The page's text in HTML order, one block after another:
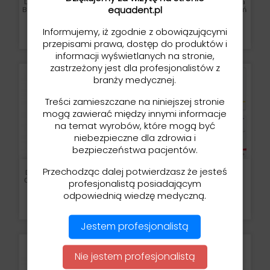
Dentapen - Urządzenie Do
Bezbolesnego Znieczulenia
Cena
9 799,00 zł
Dento-Ject - Strzykawka
Ciśnieniowa Do Znieczuleń
Cena
169,00 zł
Dento-Ject - Strzykawka
Ciśnieniowa Z Przyciskiem
Zwalniającym
Cena
179,00 zł
Igły Do Karpul - CK Ject,
Hogen, Septodont, Orbis
Cena
23,00 zł
equadent.pl
Informujemy, iż zgodnie z obowiązującymi
przepisami prawa, dostęp do produktów i
informacji wyświetlanych na stronie,
zastrzeżony jest dla profesjonalistów z
branży medycznej.
Treści zamieszczane na niniejszej stronie
mogą zawierać między innymi informacje
na temat wyrobów, które mogą być
niebezpieczne dla zdrowia i
bezpieczeństwa pacjentów.
Przechodząc dalej potwierdzasz że jesteś
profesjonalistą posiadającym
odpowiednią wiedzę medyczną.
Jestem profesjonalistą
Nie jestem profesjonalistą